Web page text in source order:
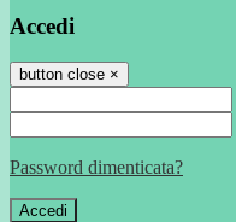
Accedi
button close ×
Password dimenticata?